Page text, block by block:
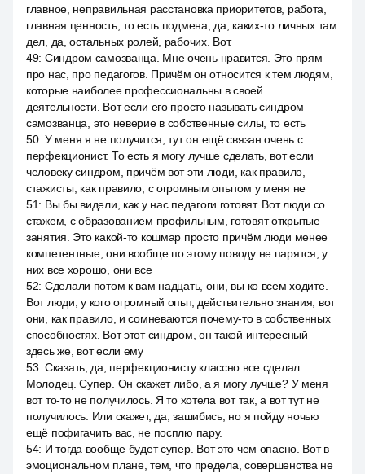
главное, неправильная расстановка приоритетов, работа,
главная ценность, то есть подмена, да, каких-то личных там
дел, да, остальных ролей, рабочих. Вот.
49: Синдром самозванца. Мне очень нравится. Это прям
про нас, про педагогов. Причём он относится к тем людям,
которые наиболее профессиональны в своей
деятельности. Вот если его просто называть синдром
самозванца, это неверие в собственные силы, то есть
50: У меня я не получится, тут он ещё связан очень с
перфекционист. То есть я могу лучше сделать, вот если
человеку синдром, причём вот эти люди, как правило,
стажисты, как правило, с огромным опытом у меня не
51: Вы бы видели, как у нас педагоги готовят. Вот люди со
стажем, с образованием профильным, готовят открытые
занятия. Это какой-то кошмар просто причём люди менее
компетентные, они вообще по этому поводу не парятся, у
них все хорошо, они все
52: Сделали потом к вам надцать, они, вы ко всем ходите.
Вот люди, у кого огромный опыт, действительно знания, вот
они, как правило, и сомневаются почему-то в собственных
способностях. Вот этот синдром, он такой интересный
здесь же, вот если ему
53: Сказать, да, перфекционисту классно все сделал.
Молодец. Супер. Он скажет либо, а я могу лучше? У меня
вот то-то не получилось. Я то хотела вот так, а вот тут не
получилось. Или скажет, да, зашибись, но я пойду ночью
ещё пофигачить вас, не посплю пару.
54: И тогда вообще будет супер. Вот это чем опасно. Вот в
эмоциональном плане, тем, что предела, совершенства не